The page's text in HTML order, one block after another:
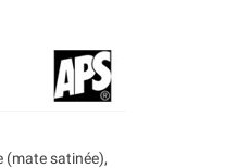
(mate satinée),